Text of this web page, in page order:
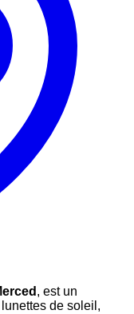
, est un
de soleil,